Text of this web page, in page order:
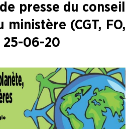
presse du conseil
ministère (CGT, FO,
25-06-20